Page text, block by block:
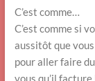
C’est comme…
C’est comme si
aussitôt que
pour aller faire
vous qu’il